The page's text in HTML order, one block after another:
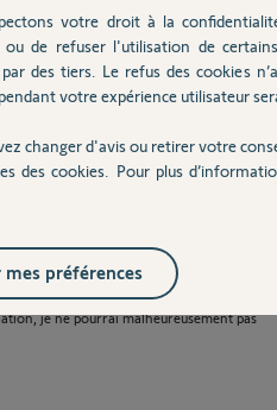
y avait plusieurs façon de rentrer en
voulu essayer d’autres méthodes afin
dans le coffre si je ne l’arrête pas)
types de motorisations.
je ne pourrai malheureusement pas
votre droit à la
de refuser l'utilisation de
par des tiers. Le refus des cookies
votre expérience utilisateur
changer d'avis ou retirer votre
des cookies. Pour plus
mes préférences